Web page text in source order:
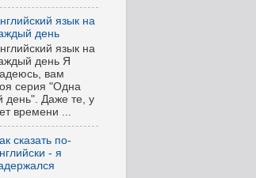
язык на
день
язык на
день Я
вам
серия "Одна
день". Даже те, у
времени ...
сказать по-
- я